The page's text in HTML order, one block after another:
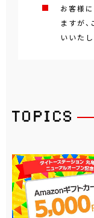
お客様
ますが
いいたし